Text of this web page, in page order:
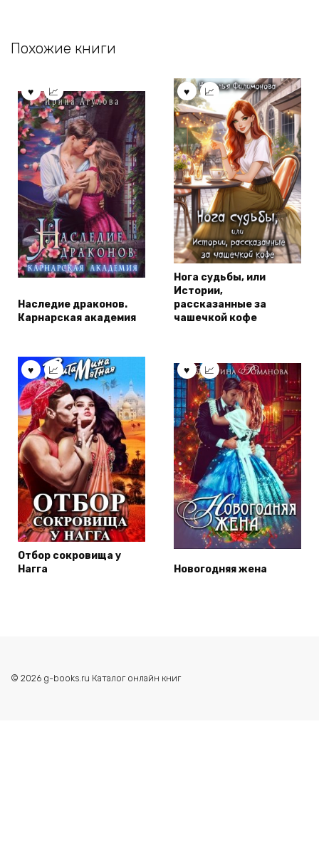
Похожие книги
Наследие драконов.
Карнарская академия
Нога судьбы, или
Истории,
рассказанные за
чашечкой кофе
Отбор сокровища у
Нагга
Новогодняя жена
© 2026 g-books.ru Каталог онлайн книг